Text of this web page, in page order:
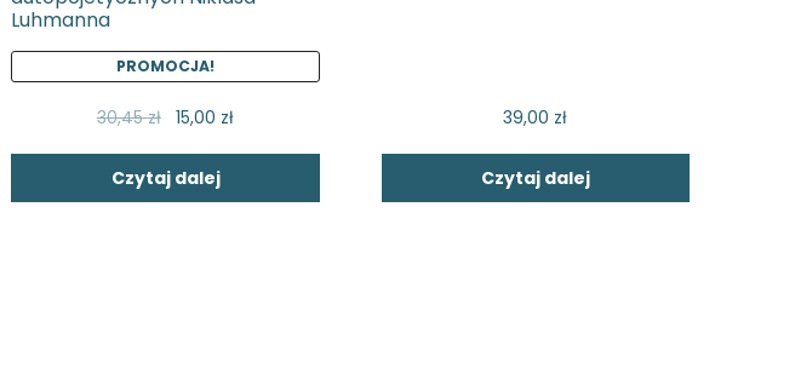
Luhmanna
PROMOCJA!
30,45zł 15,00 zł
Czytaj dalej
39,00 zł
Czytaj dalej